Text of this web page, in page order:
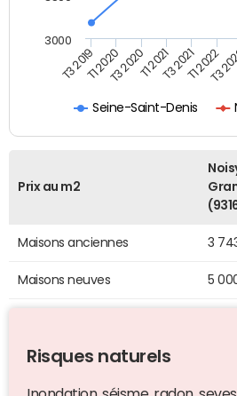
Seine-Saint-Denis
T3 2019T1 2020T3 2020T1 2021T3 2021T1 2022
T3
3000
Prix au m2
Maisons anciennes 3
Maisons neuves 5
Risques naturels
Inondation, séisme, radon,